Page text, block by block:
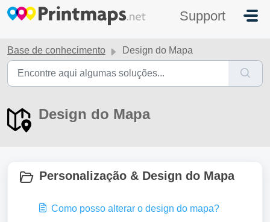
Ir para o conteúdo principal
Support
Base de conhecimento Design do Mapa
Design do Mapa
Personalização & Design do Mapa
Como posso alterar o design do mapa?